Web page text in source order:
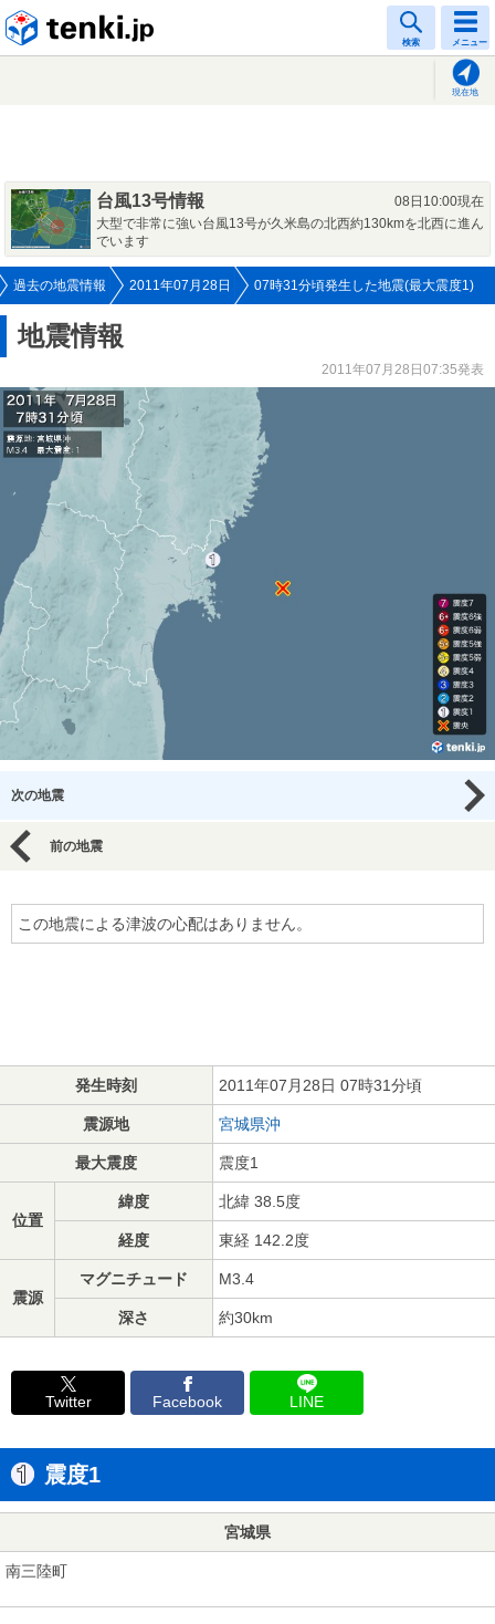
検索 メニュー
現在地
台風13号情報
08日10:00現在
大型で非常に強い台風13号が久米島の北西約130kmを北西に進ん
でいます
過去の地震情報 2011年07月28日 07時31分頃発生した地震(最大震度1)
地震情報
2011年07月28日07:35発表
次の地震
前の地震
この地震による津波の心配はありません。
発生時刻 2011年07月28日 07時31分頃
震源地 宮城県沖
最大震度 震度1
位置
緯度 北緯 38.5度
経度 東経 142.2度
震源
マグニチュード M3.4
深さ 約30km
Twitter Facebook LINE
震度1
宮城県
南三陸町